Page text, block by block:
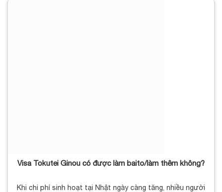
Visa Tokutei Ginou có được làm baito/làm thêm không?
Khi chi phí sinh hoạt tại Nhật ngày càng tăng, nhiều người